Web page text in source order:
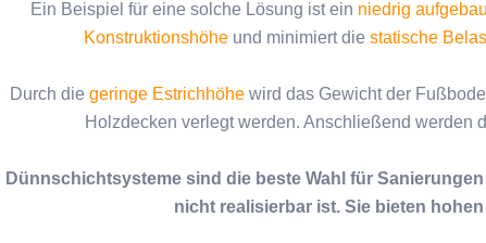
Ein Beispiel für eine solche Lösung ist ein niedrig
Konstruktionshöhe und minimiert die statische
Durch die geringe Estrichhöhe wird das Gewicht der
Holzdecken verlegt werden. Anschließend werden
Dünnschichtsysteme sind die beste Wahl für
nicht realisierbar ist. Sie bieten